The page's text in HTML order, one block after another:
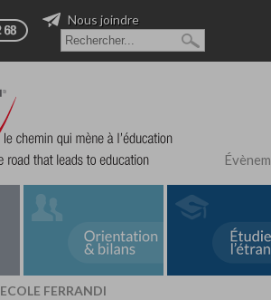
Nous joindre
ECOLE FERRANDI